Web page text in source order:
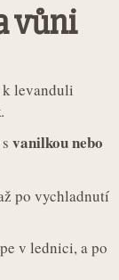
vůni
k levanduli
.
vanilkou nebo
po vychladnutí
v lednici, a po